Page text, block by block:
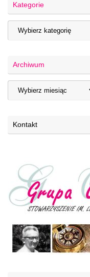
Kategorie
Archiwum
Kontakt